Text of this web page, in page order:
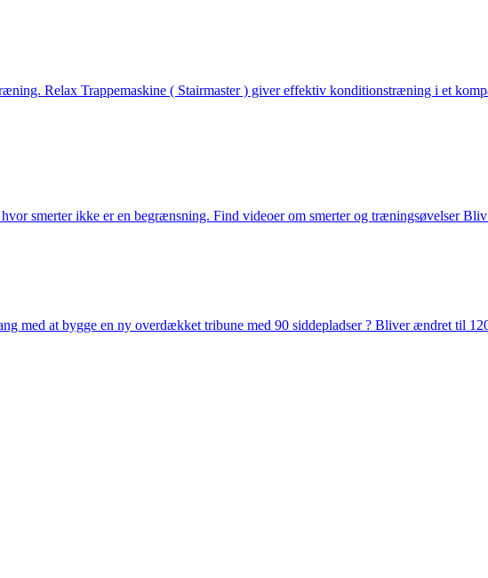
Relax Trappemaskine ( Stairmaster ) giver effektiv konditionstræning i et
smerter ikke er en begrænsning. Find videoer om smerter og træningsøvelser Bliv
at bygge en ny overdækket tribune med 90 siddepladser ?️ Bliver ændret til